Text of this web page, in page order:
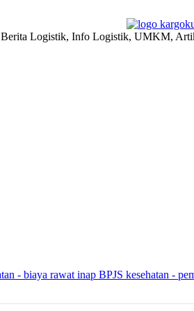
Berita Logistik, Info Logistik, UMKM,